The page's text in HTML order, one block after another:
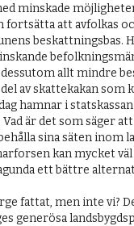
minskade
fortsätta att av­folkas
beskattningsbas.
allt mindre
del av skattekakan
hamnar i
är det som säger
sina säten inom
kan mycket
ett bättre
fattat, men inte vi?
generösa